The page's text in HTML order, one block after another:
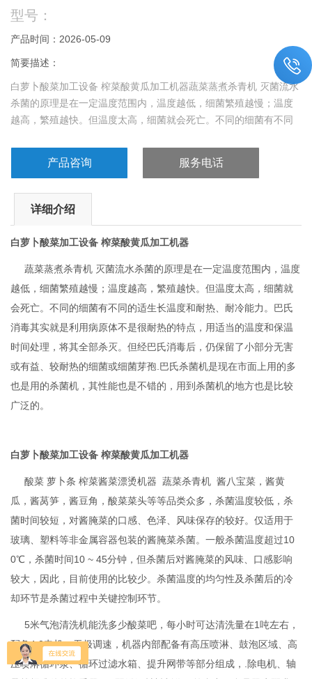
型号：
产品时间：2026-05-09
简要描述：
白萝卜酸菜加工设备 榨菜酸黄瓜加工机器蔬菜蒸煮杀青机 灭菌流水
杀菌的原理是在一定温度范围内，温度越低，细菌繁殖越慢；温度
越高，繁殖越快。但温度太高，细菌就会死亡。不同的细菌有不同
产品咨询 服务电话
详细介绍
白萝卜酸菜加工设备 榨菜酸黄瓜加工机器
蔬菜蒸煮杀青机 灭菌流水杀菌的原理是在一定温度范围内，温度
越低，细菌繁殖越慢；温度越高，繁殖越快。但温度太高，细菌就
会死亡。不同的细菌有不同的适生长温度和耐热、耐冷能力。巴氏
消毒其实就是利用病原体不是很耐热的特点，用适当的温度和保温
时间处理，将其全部杀灭。但经巴氏消毒后，仍保留了小部分无害
或有益、较耐热的细菌或细菌芽孢.巴氏杀菌机是现在市面上用的多
也是用的杀菌机，其性能也是不错的，用到杀菌机的地方也是比较
广泛的。
白萝卜酸菜加工设备 榨菜酸黄瓜加工机器
酸菜 萝卜条 榨菜酱菜漂烫机器 蔬菜杀青机酱八宝菜，酱黄
瓜，酱莴笋，酱豆角，酸菜菜头等等品类众多，杀菌温度较低，杀
菌时间较短，对酱腌菜的口感、色泽、风味保存的较好。仅适用于
玻璃、塑料等非金属容器包装的酱腌菜杀菌。一般杀菌温度超过10
0℃，杀菌时间10 ~ 45分钟，但杀菌后对酱腌菜的风味、口感影响
较大，因此，目前使用的比较少。杀菌温度的均匀性及杀菌后的冷
却环节是杀菌过程中关键控制环节。
5米气泡清洗机能洗多少酸菜吧，每小时可达清洗量在1吨左右，
配备4.0电机，无极调速，机器内部配备有高压喷淋、鼓泡区域、高
压喷淋循环泵、循环过滤水箱、提升网带等部分组成，
.除电机、轴